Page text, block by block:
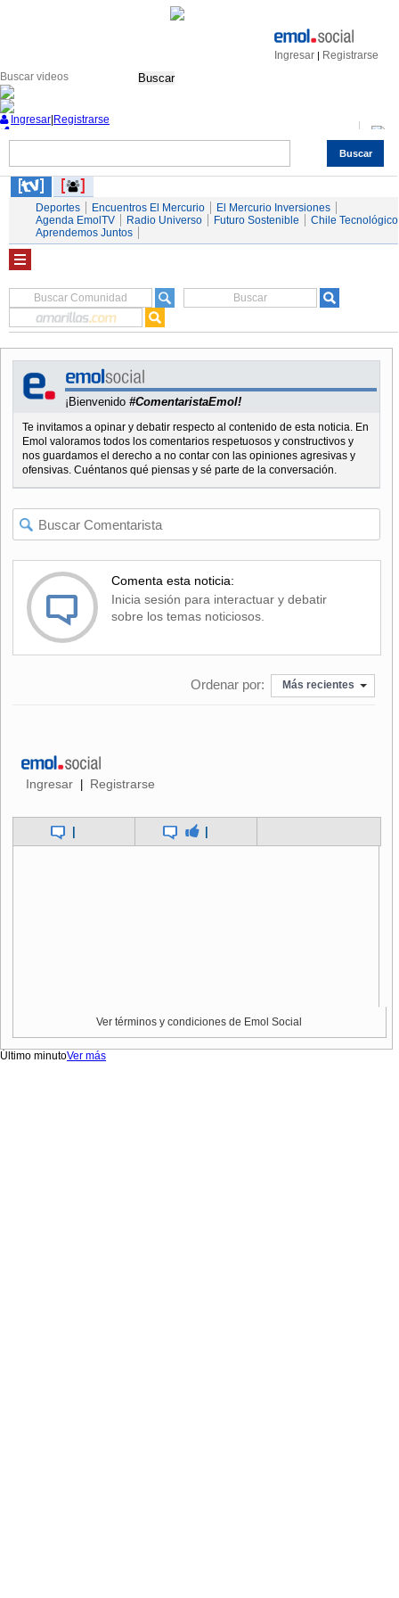
Ingresar | Registrarse
Buscar
Buscar
Ingresar Registrarse
Servicios
Deportes Encuentros El Mercurio
El Mercurio Inversiones
Agenda EmolTV
Radio Universo Futuro Sostenible
Chile Tecnológico
Aprendemos Juntos
¡Bienvenido #ComentaristaEmol!
Te invitamos a opinar y debatir respecto al contenido de esta noticia. En
Emol valoramos todos los comentarios respetuosos y constructivos y
nos guardamos el derecho a no contar con las opiniones agresivas y
ofensivas. Cuéntanos qué piensas y sé parte de la conversación.
Comenta esta noticia:
Inicia sesión para interactuar y debatir
sobre los temas noticiosos.
Ordenar por: Más recientes
Ingresar | Registrarse
| |
Ver términos y condiciones de Emol Social
Último minutoVer más